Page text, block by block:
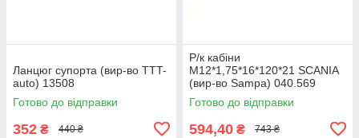
Ланцюг супорта (вир-во TTT-
auto) 13508
Готово до відправки
352 ₴ 440 ₴
Р/к кабіни
M12*1,75*16*120*21 SCANIA
(вир-во Sampa) 040.569
Готово до відправки
594,40 ₴ 743 ₴